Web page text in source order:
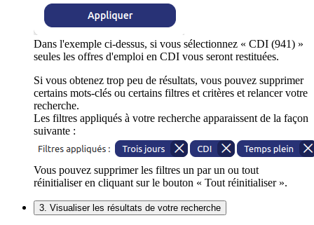
Dans l'exemple ci-dessus, si vous sélectionnez « CDI (941) »
seules les offres d'emploi en CDI vous seront restituées.
Si vous obtenez trop peu de résultats, vous pouvez supprimer
certains mots-clés ou certains filtres et critères et relancer votre
recherche.
Les filtres appliqués à votre recherche apparaissent de la façon
suivante :
Vous pouvez supprimer les filtres un par un ou tout
réinitialiser en cliquant sur le bouton « Tout réinitialiser ».
3. Visualiser les résultats de votre recherche